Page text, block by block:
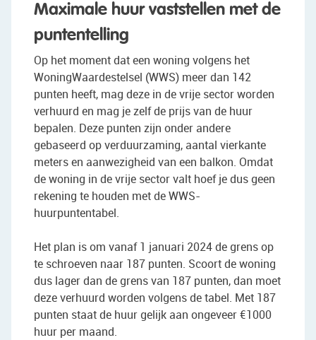
Maximale huur vaststellen met de
puntentelling
Op het moment dat een woning volgens het
WoningWaardestelsel (WWS) meer dan 142
punten heeft, mag deze in de vrije sector worden
verhuurd en mag je zelf de prijs van de huur
bepalen. Deze punten zijn onder andere
gebaseerd op verduurzaming, aantal vierkante
meters en aanwezigheid van een balkon. Omdat
de woning in de vrije sector valt hoef je dus geen
rekening te houden met de WWS-
huurpuntentabel.
Het plan is om vanaf 1 januari 2024 de grens op
te schroeven naar 187 punten. Scoort de woning
dus lager dan de grens van 187 punten, dan moet
deze verhuurd worden volgens de tabel. Met 187
punten staat de huur gelijk aan ongeveer €1000
huur per maand.